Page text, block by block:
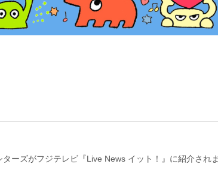
ーズがフジテレビ『Live News イット！』に紹介されま